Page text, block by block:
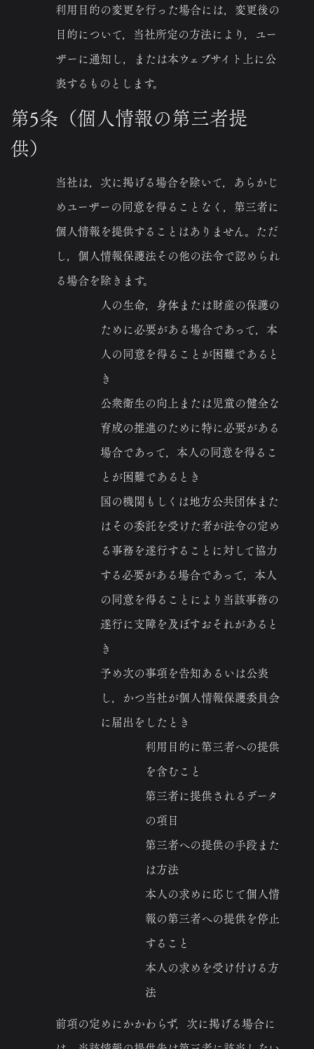
利用目的の変更を行った場合には，変更後の
目的について，当社所定の方法により，ユー
ザーに通知し，または本ウェブサイト上に公
表するものとします。
第5条（個人情報の第三者提
供）
当社は，次に掲げる場合を除いて，あらかじ
めユーザーの同意を得ることなく，第三者に
個人情報を提供することはありません。ただ
し，個人情報保護法その他の法令で認められ
る場合を除きます。
人の生命，身体または財産の保護の
ために必要がある場合であって，本
人の同意を得ることが困難であると
き
公衆衛生の向上または児童の健全な
育成の推進のために特に必要がある
場合であって，本人の同意を得るこ
とが困難であるとき
国の機関もしくは地方公共団体また
はその委託を受けた者が法令の定め
る事務を遂行することに対して協力
する必要がある場合であって，本人
の同意を得ることにより当該事務の
遂行に支障を及ぼすおそれがあると
き
予め次の事項を告知あるいは公表
し，かつ当社が個人情報保護委員会
に届出をしたとき
利用目的に第三者への提供
を含むこと
第三者に提供されるデータ
の項目
第三者への提供の手段また
は方法
本人の求めに応じて個人情
報の第三者への提供を停止
すること
本人の求めを受け付ける方
法
前項の定めにかかわらず，次に掲げる場合に